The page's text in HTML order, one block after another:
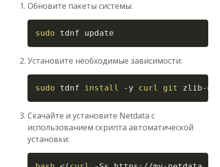
Обновите пакеты системы:
sudo tdnf update
Установите необходимые зависимости:
sudo tdnf install -y curl git zlib-
Copy
Скачайте и установите Netdata с
использованием скрипта автоматической
установки:
Copy